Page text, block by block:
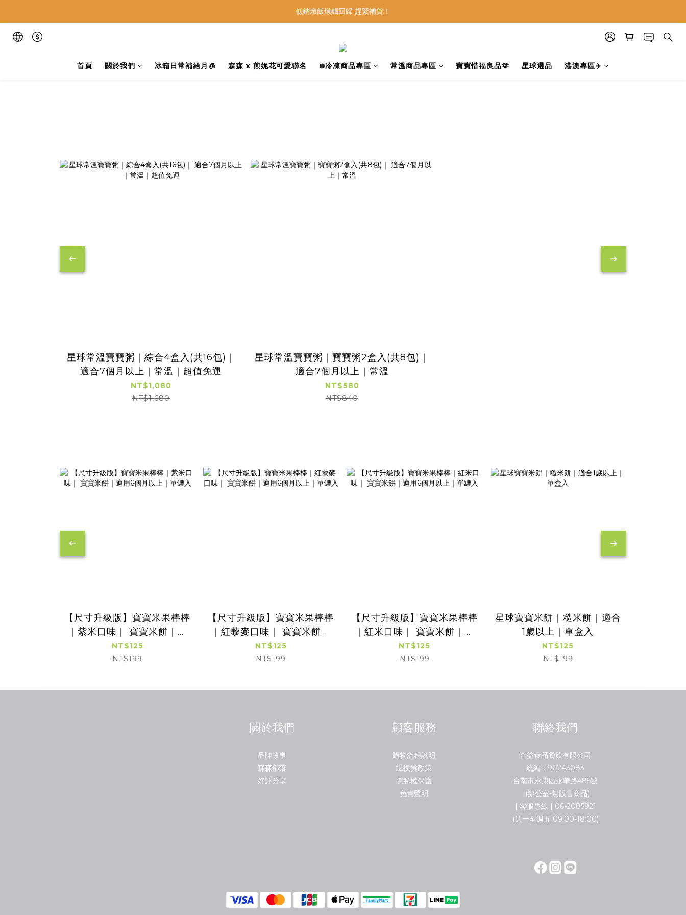
低鈉燉飯燉麵回歸 趕緊補貨！
低鈉燉飯燉麵回歸 趕緊補貨！
首頁 關於我們 冰箱日常補給月🧊 森森 x 煎妮花可愛聯名 ❄️冷凍商品專區 常溫商品專區 寶寶惜福良品🫶 星球選品 港澳專區✈️
星球常溫寶寶粥｜綜合4盒入(共16包)｜
適合7個月以上｜常溫｜超值免運
NT$1,080
NT$1,680
星球常溫寶寶粥｜寶寶粥2盒入(共8包)｜
適合7個月以上｜常溫
NT$580
NT$840
【尺寸升級版】寶寶米果棒棒
｜紫米口味｜ 寶寶米餅｜適
用6個月以上｜單罐入
NT$125
NT$199
【尺寸升級版】寶寶米果棒棒
｜紅藜麥口味｜ 寶寶米餅｜
適用6個月以上｜單罐入
NT$125
NT$199
【尺寸升級版】寶寶米果棒棒
｜紅米口味｜ 寶寶米餅｜適
用6個月以上｜單罐入
NT$125
NT$199
星球寶寶米餅｜糙米餅｜適合
1歲以上｜單盒入
NT$125
NT$199
關於我們
品牌故事
森森部落
好評分享
顧客服務
購物流程說明
退換貨政策
隱私權保護
免責聲明
聯絡我們
合益食品餐飲有限公司
統編：90243083
台南市永康區永華路485號
(辦公室-無販售商品)
| 客服專線 | 06-2085921
(週一至週五 09:00-18:00)